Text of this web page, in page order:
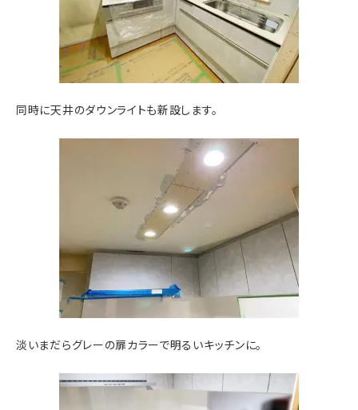
同時に天井のダウンライトも新設します。
淡いまだらグレーの扉カラーで明るいキッチンに。